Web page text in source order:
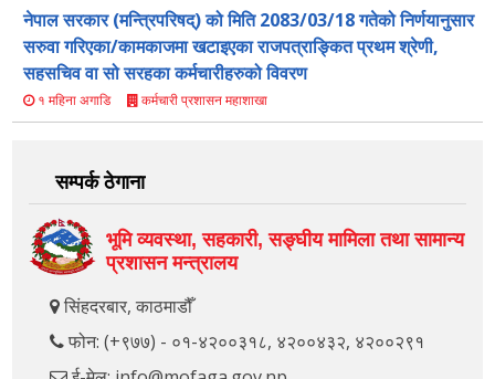
नेपाल सरकार (मन्त्रिपरिषद्) को मिति 2083/03/18 गतेको निर्णयानुसार
सरुवा गरिएका/कामकाजमा खटाइएका राजपत्राङ्कित प्रथम श्रेणी,
सहसचिव वा सो सरहका कर्मचारीहरुको विवरण
१ महिना अगाडि कर्मचारी प्रशासन महाशाखा
सम्पर्क ठेगाना
भूमि व्यवस्था, सहकारी, सङ्‍घीय मामिला तथा सामान्य
प्रशासन मन्त्रालय
सिंहदरबार, काठमाडौँ
फोन: (+९७७) - ०१-४२००३१८, ४२००४३२, ४२००२९१